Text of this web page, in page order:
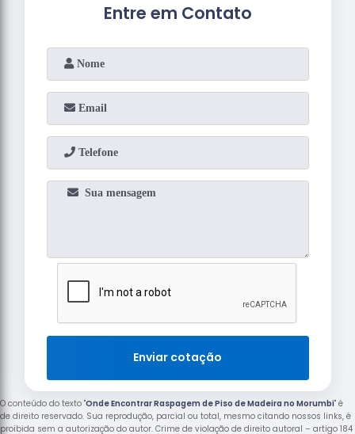
Entre em Contato
Enviar cotação
O conteúdo do texto "Onde Encontrar Raspagem de Piso de Madeira no Morumbi" é
de direito reservado. Sua reprodução, parcial ou total, mesmo citando nossos links, é
proibida sem a autorização do autor. Crime de violação de direito autoral – artigo 184